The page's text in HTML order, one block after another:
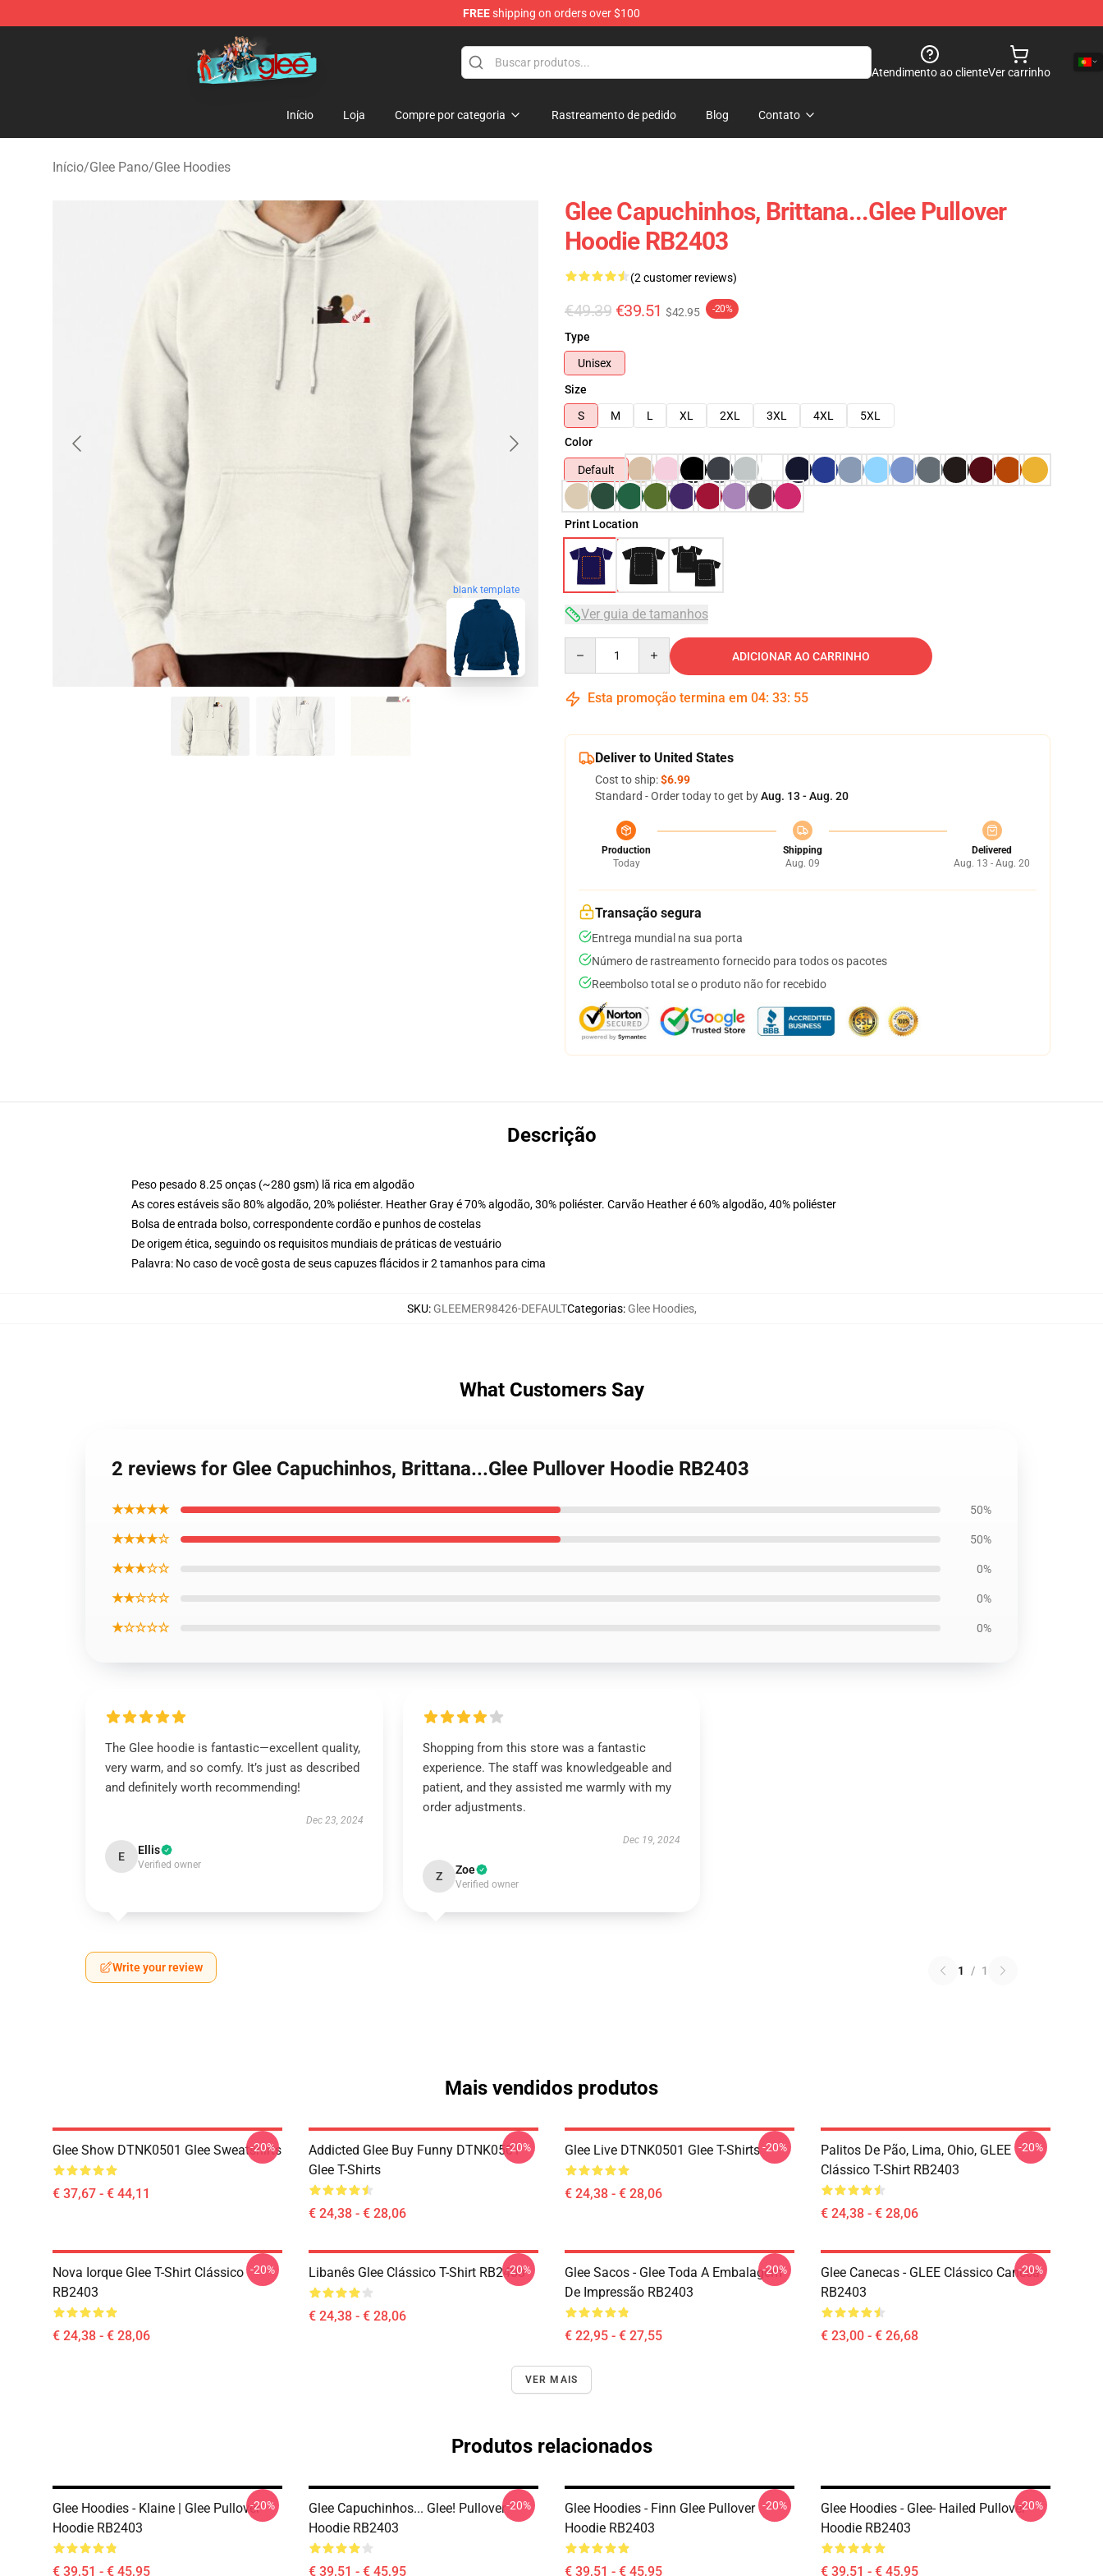
FREEshipping on orders over $100
Glee Store - Official Glee Merchandise Shop
Atendimento ao clienteVer carrinho
Início Loja Compre por categoria Rastreamento de pedido Blog Contato
Início/Glee Pano/Glee Hoodies
blank template
Glee Capuchinhos, Brittana...Glee Pullover
Hoodie RB2403
(2 customer reviews)
€49.39 €39.51 $42.95 -20%
Type
Unisex
Size
S
M L XL 2XL 3XL 4XL
5XL
Color
Default
Print Location
Ver guia de tamanhos
ADICIONAR AO CARRINHO
Esta promoção termina em 04: 33: 54
Deliver to United States
Cost to ship:$6.99
Standard - Order today to get byAug. 13 - Aug. 20
Production
Today
Shipping
Aug. 09
Delivered
Aug. 13 - Aug. 20
Transação segura
Entrega mundial na sua porta
Número de rastreamento fornecido para todos os pacotes
Reembolso total se o produto não for recebido
Descrição
Peso pesado 8.25 onças (~280 gsm) lã rica em algodão
As cores estáveis são 80% algodão, 20% poliéster. Heather Gray é 70% algodão, 30% poliéster. Carvão Heather é 60% algodão, 40% poliéster
Bolsa de entrada bolso, correspondente cordão e punhos de costelas
De origem ética, seguindo os requisitos mundiais de práticas de vestuário
Palavra: No caso de você gosta de seus capuzes flácidos ir 2 tamanhos para cima
SKU: GLEEMER98426-DEFAULTCategorias: Glee Hoodies,
What Customers Say
2 reviews for Glee Capuchinhos, Brittana...Glee Pullover Hoodie RB2403
★★★★★ 50%
★★★★☆ 50%
★★★☆☆ 0%
★★☆☆☆ 0%
★☆☆☆☆ 0%
The Glee hoodie is fantastic—excellent quality,
very warm, and so comfy. It’s just as described
and definitely worth recommending!
Dec 23, 2024
E Ellis
Verified owner
Shopping from this store was a fantastic
experience. The staff was knowledgeable and
patient, and they assisted me warmly with my
order adjustments.
Dec 19, 2024
Z Zoe
Verified owner
Write your review 1 / 1
Mais vendidos produtos
Glee Show DTNK0501 Glee Sweatshirts
€ 37,67 - € 44,11
-20%
Addicted Glee Buy Funny DTNK0501
Glee T-Shirts
€ 24,38 - € 28,06
-20% Glee Live DTNK0501 Glee T-Shirts
€ 24,38 - € 28,06
-20%
Palitos De Pão, Lima, Ohio, GLEE
Clássico T-Shirt RB2403
€ 24,38 - € 28,06
-20%
Nova Iorque Glee T-Shirt Clássico
RB2403
€ 24,38 - € 28,06
-20% Libanês Glee Clássico T-Shirt RB2403
€ 24,38 - € 28,06
-20%
Glee Sacos - Glee Toda A Embalagem
De Impressão RB2403
€ 22,95 - € 27,55
-20%
Glee Canecas - GLEE Clássico Caneca
RB2403
€ 23,00 - € 26,68
-20%
VER MAIS
Produtos relacionados
Glee Hoodies - Klaine | Glee Pullover
Hoodie RB2403
€ 39,51 - € 45,95
-20%
Glee Capuchinhos... Glee! Pullover
Hoodie RB2403
€ 39,51 - € 45,95
-20%
Glee Hoodies - Finn Glee Pullover
Hoodie RB2403
€ 39,51 - € 45,95
-20%
Glee Hoodies - Glee- Hailed Pullover
Hoodie RB2403
€ 39,51 - € 45,95
-20%